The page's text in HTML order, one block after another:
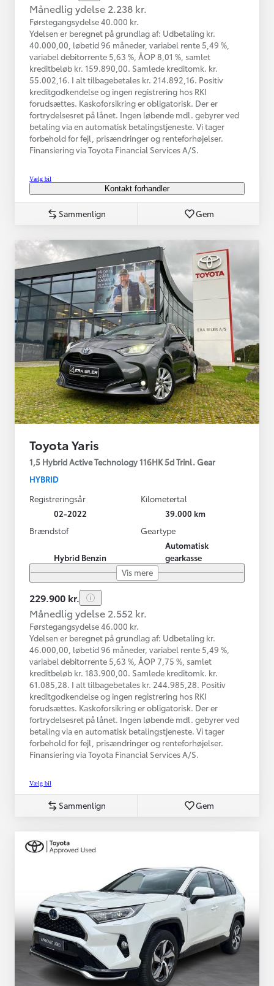
Månedlig ydelse 2.238 kr.
Førstegangsydelse 40.000 kr.
Ydelsen er beregnet på grundlag af: Udbetaling kr.
40.000,00, løbetid 96 måneder, variabel rente 5,49 %,
variabel debitorrente 5,63 %, ÅOP 8,01 %, samlet
kreditbeløb kr. 159.890,00. Samlede kreditomk. kr.
55.002,16. I alt tilbagebetales kr. 214.892,16. Positiv
kreditgodkendelse og ingen registrering hos RKI
forudsættes. Kaskoforsikring er obligatorisk. Der er
fortrydelsesret på lånet. Ingen løbende mdl. gebyrer ved
betaling via en automatisk betalingstjeneste. Vi tager
forbehold for fejl, prisændringer og renteforhøjelser.
Finansiering via Toyota Financial Services A/S.
Vælg bil
Kontakt forhandler
Sammenlign Gem
Toyota Yaris
1,5 Hybrid Active Technology 116HK 5d Trinl. Gear
HYBRID
Registreringsår
02-2022
Kilometertal
39.000 km
Brændstof
Hybrid Benzin
Geartype
Automatisk
gearkasse
Vis mere
229.900 kr.
Månedlig ydelse 2.552 kr.
Førstegangsydelse 46.000 kr.
Ydelsen er beregnet på grundlag af: Udbetaling kr.
46.000,00, løbetid 96 måneder, variabel rente 5,49 %,
variabel debitorrente 5,63 %, ÅOP 7,75 %, samlet
kreditbeløb kr. 183.900,00. Samlede kreditomk. kr.
61.085,28. I alt tilbagebetales kr. 244.985,28. Positiv
kreditgodkendelse og ingen registrering hos RKI
forudsættes. Kaskoforsikring er obligatorisk. Der er
fortrydelsesret på lånet. Ingen løbende mdl. gebyrer ved
betaling via en automatisk betalingstjeneste. Vi tager
forbehold for fejl, prisændringer og renteforhøjelser.
Finansiering via Toyota Financial Services A/S.
Vælg bil
Sammenlign Gem